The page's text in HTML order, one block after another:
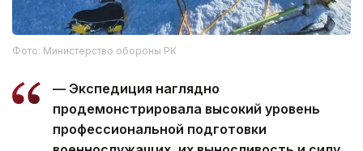
Фото: Министерство обороны РК
— Экспедиция наглядно
продемонстрировала высокий уровень
профессиональной подготовки